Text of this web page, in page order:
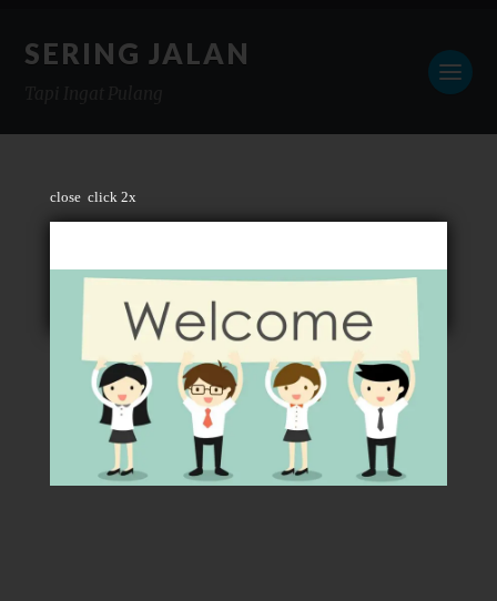
close click 2x
SERING JALAN